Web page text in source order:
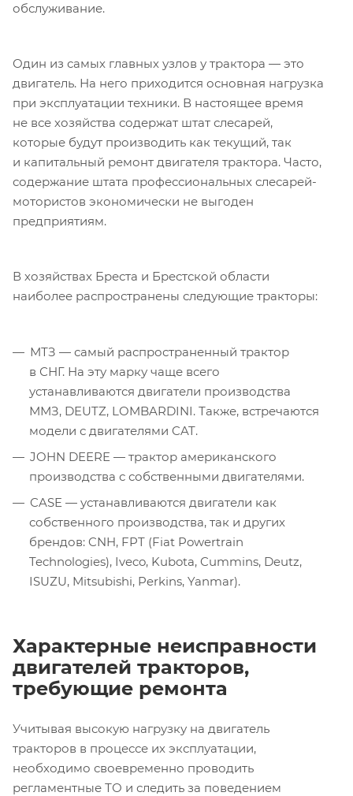
обслуживание.
Один из самых главных узлов у трактора — это
двигатель. На него приходится основная нагрузка
при эксплуатации техники. В настоящее время
не все хозяйства содержат штат слесарей,
которые будут производить как текущий, так
и капитальный ремонт двигателя трактора. Часто,
содержание штата профессиональных слесарей-
мотористов экономически не выгоден
предприятиям.
В хозяйствах Бреста и Брестской области
наиболее распространены следующие тракторы:
МТЗ — самый распространенный трактор
в СНГ. На эту марку чаще всего
устанавливаются двигатели производства
ММЗ, DEUTZ, LOMBARDINI. Также, встречаются
модели с двигателями CAT.
JOHN DEERE — трактор американского
производства с собственными двигателями.
CASE — устанавливаются двигатели как
собственного производства, так и других
брендов: CNH, FPT (Fiat Powertrain
Technologies), Iveco, Kubota, Cummins, Deutz,
ISUZU, Mitsubishi, Perkins, Yanmar).
Характерные неисправности
двигателей тракторов,
требующие ремонта
Учитывая высокую нагрузку на двигатель
тракторов в процессе их эксплуатации,
необходимо своевременно проводить
регламентные ТО и следить за поведением